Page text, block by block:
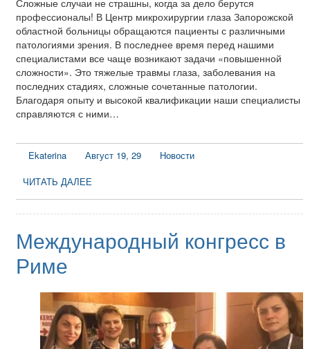
Сложные случаи не страшны, когда за дело берутся
профессионалы! В Центр микрохирургии глаза Запорожской
областной больницы обращаются пациенты с различными
патологиями зрения. В последнее время перед нашими
специалистами все чаще возникают задачи «повышенной
сложности». Это тяжелые травмы глаза, заболевания на
последних стадиях, сложные сочетанные патологии.
Благодаря опыту и высокой квалификации наши специалисты
справляются с ними…
Ekaterina Август 19, 29
Новости
ЧИТАТЬ ДАЛЕЕ
Международный конгресс в
Риме